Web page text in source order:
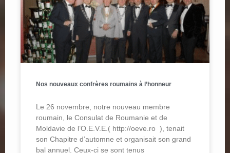
Nos nouveaux confrères roumains à l’honneur
Le 26 novembre, notre nouveau membre
roumain, le Consulat de Roumanie et de
Moldavie de l’O.E.V.E.( http://oeve.ro ), tenait
son Chapitre d’automne et organisait son grand
bal annuel. Ceux-ci se sont tenus